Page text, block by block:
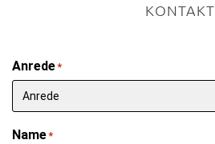
KONTAKT
Anrede*
Name*